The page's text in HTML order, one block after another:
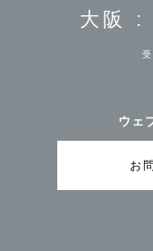
大阪 :
ウェ
お